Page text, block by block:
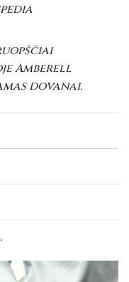
Amberell
dovanai.